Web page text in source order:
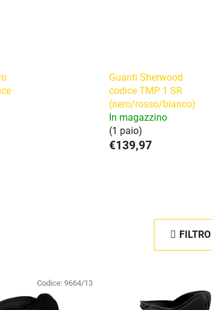
Guanti Sherwood
codice TMP 1 SR
(nero/rosso/bianco)
In magazzino
(1 paio)
€139,97
Codice:9664/13